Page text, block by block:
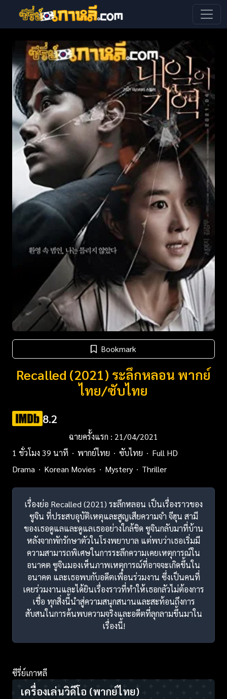
Bookmark
Recalled (2021) ระลึกหลอน พากย์
ไทย/ซับไทย
8.2
ฉายครั้งแรก : 21/04/2021
1 ชั่วโมง 39 นาที
พากย์ไทย ซับไทย
Full HD
Drama
Korean Movies Mystery Thriller
เรื่องย่อ Recalled (2021) ระลึกหลอน เป็นเรื่องราวของ
ซูจิน ที่ประสบอุบัติเหตุและสูญเสียความจำ จีฮุน สามี
ของเธอดูแลและดูแลเธออย่างใกล้ชิด ซูจินกลับมาที่บ้าน
หลังจากพักรักษาตัวในโรงพยาบาล แต่พบว่าเธอเริ่มมี
ความสามารถพิเศษในการระลึกความเคยเหตุการณ์ใน
อนาคต ซูจินมองเห็นภาพเหตุการณ์ที่อาจจะเกิดขึ้นใน
อนาคต และเธอพบกับอดีตเพื่อนร่วมงาน ซึ่งเป็นคนที่
เคยร่วมงานและได้ยินเรื่องราวที่ทำให้เธอกลัวไม่ต้องการ
เชื่อ ทุกสิ่งนี้นำสู่ความสนุกสนานและสะท้อนถึงการ
สับสนในการค้นพบความจริงและอดีตที่ลุกลามขึ้นมาใน
เรื่องนี้!
ซีรี่ย์เกาหลี
เครื่องเล่นวิดีโอ (พากย์ไทย)